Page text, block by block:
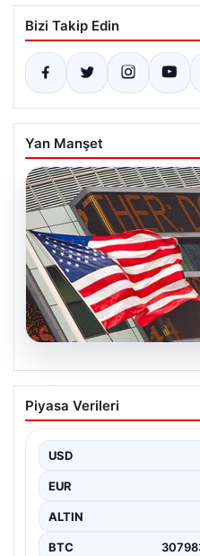
Bizi Takip Edin
Yan Manşet
04.08.2026
FED faiz kararı ne
Nisan ayı faiz
Piyasa Verileri
USD
EUR
ALTIN
BTC